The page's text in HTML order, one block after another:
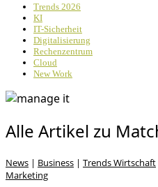
Trends 2026
KI
IT-Sicherheit
Digitalisierung
Rechenzentrum
Cloud
New Work
Alle Artikel zu
News | Business | Trends Wirtschaft
Marketing